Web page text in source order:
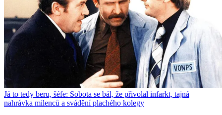
Já to tedy beru, šéfe: Sobota se bál, že přivolal infarkt, tajná
nahrávka milenců a svádění plachého kolegy